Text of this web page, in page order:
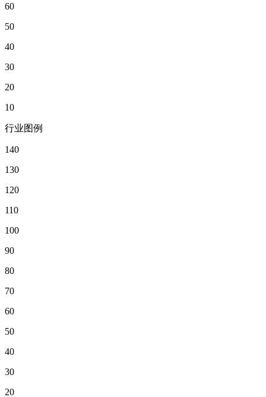
60
50
40
30
20
10
行业图例
140
130
120
110
100
90
80
70
60
50
40
30
20